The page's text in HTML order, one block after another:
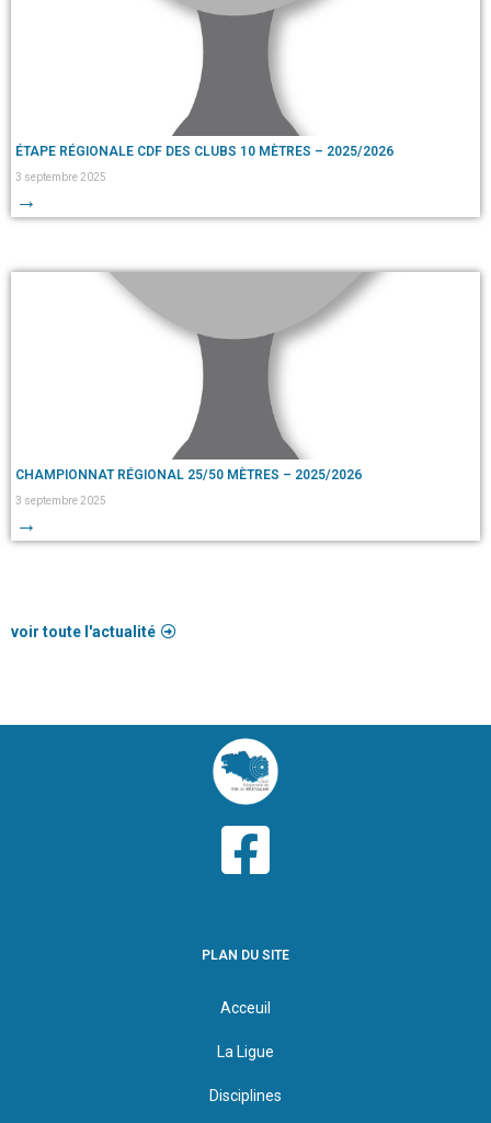
ÉTAPE RÉGIONALE CDF DES CLUBS 10 MÈTRES – 2025/2026
3 septembre 2025
→
CHAMPIONNAT RÉGIONAL 25/50 MÈTRES – 2025/2026
3 septembre 2025
→
voir toute l'actualité
PLAN DU SITE
Acceuil
La Ligue
Disciplines